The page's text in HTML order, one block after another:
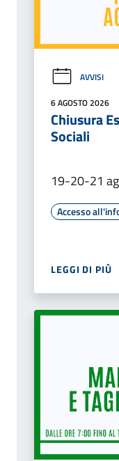
AVVISI
6 AGOSTO 2026
Chiusura
Sociali
19-20-21
Accesso
LEGGI DI PIÙ